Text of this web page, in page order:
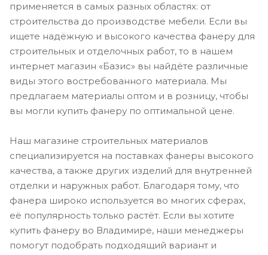
применяется в самых разных областях: от
строительства до производстве мебели. Если вы
ищете надёжную и высокого качества фанеру для
строительных и отделочных работ, то в нашем
интернет магазин «Базис» вы найдёте различные
виды этого востребованного материала. Мы
предлагаем материалы оптом и в розницу, чтобы
вы могли купить фанеру по оптимальной цене.
Наш магазине строительных материалов
специализируется на поставках фанеры высокого
качества, а также других изделий для внутренней
отделки и наружных работ. Благодаря тому, что
фанера широко используется во многих сферах,
её популярность только растёт. Если вы хотите
купить фанеру во Владимире, наши менеджеры
помогут подобрать подходящий вариант и